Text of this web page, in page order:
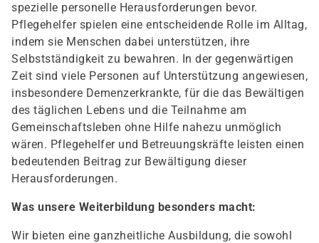
spezielle personelle Herausforderungen bevor.
Pflegehelfer spielen eine entscheidende Rolle im Alltag,
indem sie Menschen dabei unterstützen, ihre
Selbstständigkeit zu bewahren. In der gegenwärtigen
Zeit sind viele Personen auf Unterstützung angewiesen,
insbesondere Demenzerkrankte, für die das Bewältigen
des täglichen Lebens und die Teilnahme am
Gemeinschaftsleben ohne Hilfe nahezu unmöglich
wären. Pflegehelfer und Betreuungskräfte leisten einen
bedeutenden Beitrag zur Bewältigung dieser
Herausforderungen.
Was unsere Weiterbildung besonders macht:
Wir bieten eine ganzheitliche Ausbildung, die sowohl